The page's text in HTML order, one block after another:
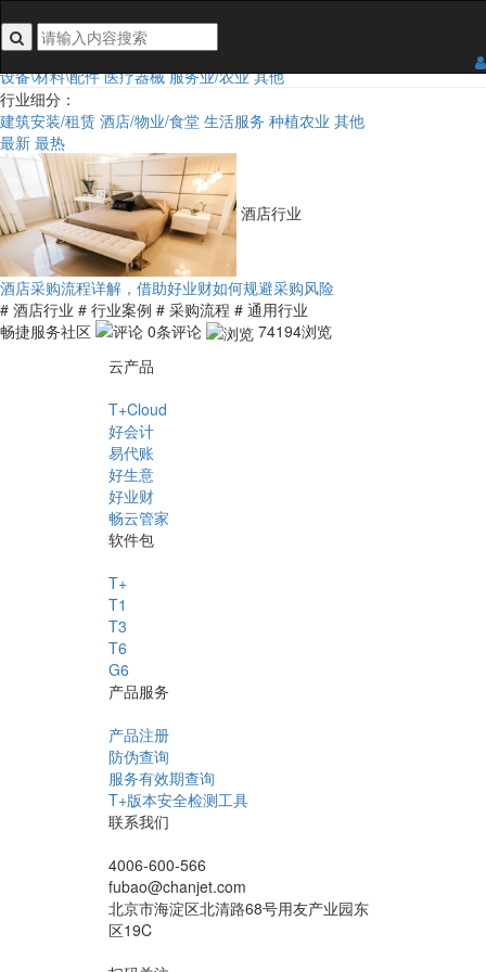
行业类目：
全部 食品日用百货3C/手机/家电
汽车及配件
设备\材料\配件医疗器械服务业/农业其他
行业细分：
建筑安装/租赁 酒店/物业/食堂 生活服务 种植农业 其他
最新 最热
酒店行业
酒店采购流程详解，借助好业财如何规避采购风险
# 酒店行业 # 行业案例 # 采购流程 # 通用行业
畅捷服务社区
0条评论
74194浏览
云产品
T+Cloud
好会计
易代账
好生意
好业财
畅云管家
软件包
T+
T1
T3
T6
G6
产品服务
产品注册
防伪查询
服务有效期查询
T+版本安全检测工具
联系我们
4006-600-566
fubao@chanjet.com
北京市海淀区北清路68号用友产业园东
区19C